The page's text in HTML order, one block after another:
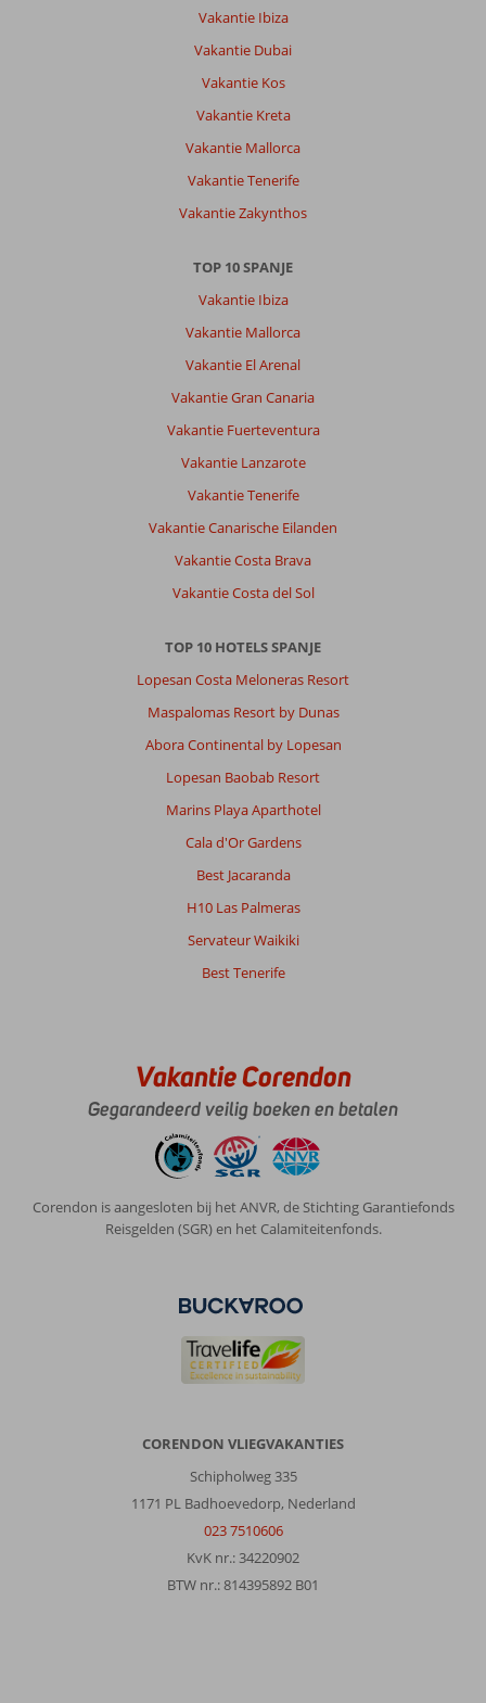
Vakantie Ibiza
Vakantie Dubai
Vakantie Kos
Vakantie Kreta
Vakantie Mallorca
Vakantie Tenerife
Vakantie Zakynthos
TOP 10 SPANJE
Vakantie Ibiza
Vakantie Mallorca
Vakantie El Arenal
Vakantie Gran Canaria
Vakantie Fuerteventura
Vakantie Lanzarote
Vakantie Tenerife
Vakantie Canarische Eilanden
Vakantie Costa Brava
Vakantie Costa del Sol
TOP 10 HOTELS SPANJE
Lopesan Costa Meloneras Resort
Maspalomas Resort by Dunas
Abora Continental by Lopesan
Lopesan Baobab Resort
Marins Playa Aparthotel
Cala d'Or Gardens
Best Jacaranda
H10 Las Palmeras
Servateur Waikiki
Best Tenerife
Vakantie Corendon
Gegarandeerd veilig boeken en betalen
Corendon is aangesloten bij het ANVR, de Stichting Garantiefonds
Reisgelden (SGR) en het Calamiteitenfonds.
CORENDON VLIEGVAKANTIES
Schipholweg 335
1171 PL Badhoevedorp, Nederland
023 7510606
KvK nr.: 34220902
BTW nr.: 814395892 B01